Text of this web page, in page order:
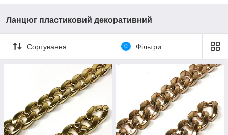
Ланцюг пластиковий декоративний
Сортування 0 Фільтри